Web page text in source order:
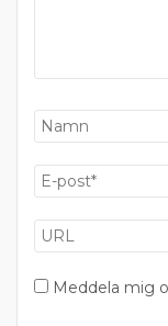
Meddela mig